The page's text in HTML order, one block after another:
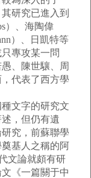
研究已進入到
）、海陶偉
）、日凱特等
專攻某一問
、陳世驤、周
代表了西方學
文字的研究文
，但仍有遺
究，前蘇聯學
基人之稱的阿
文論就頗有研
《一篇關于中